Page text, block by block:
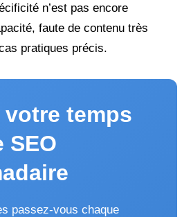
n’est pas encore
faute de contenu très
pratiques précis.
votre temps
SEO
passez-vous chaque